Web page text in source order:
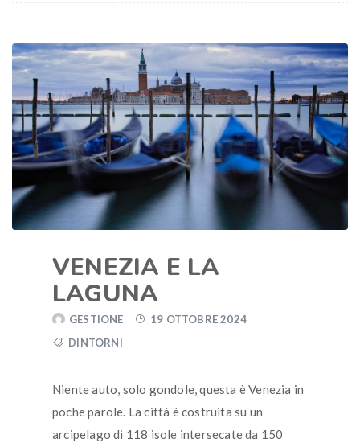
VENEZIA E LA
LAGUNA
GESTIONE
19 OTTOBRE 2024
DINTORNI
Niente auto, solo gondole, questa è Venezia in
poche parole. La città è costruita su un
arcipelago di 118 isole intersecate da 150